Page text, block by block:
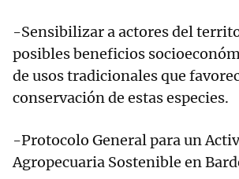
-Sensibilizar a actores del
posibles beneficios
de usos tradicionales que
conservación de estas especies.
-Protocolo General para un
Agropecuaria Sostenible en